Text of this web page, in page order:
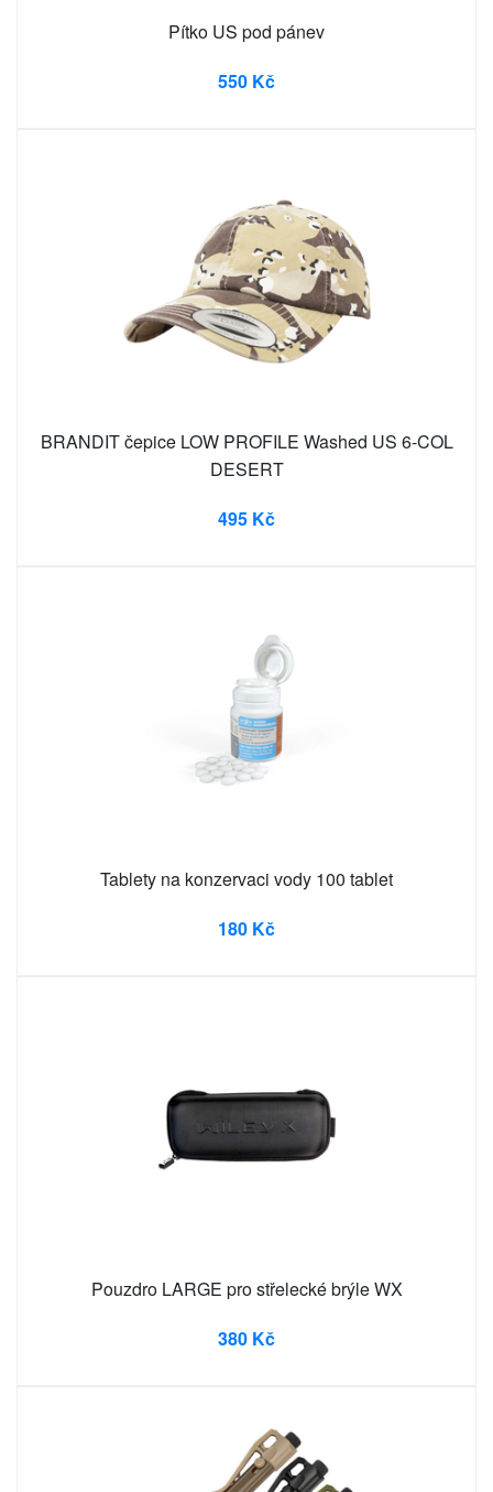
Pítko US pod pánev
550 Kč
BRANDIT čepice LOW PROFILE Washed US 6-COL
DESERT
495 Kč
Tablety na konzervaci vody 100 tablet
180 Kč
Pouzdro LARGE pro střelecké brýle WX
380 Kč